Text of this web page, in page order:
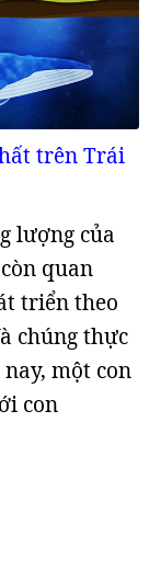
trên Trái
lượng của
quan
triển theo
chúng thực
một con
con